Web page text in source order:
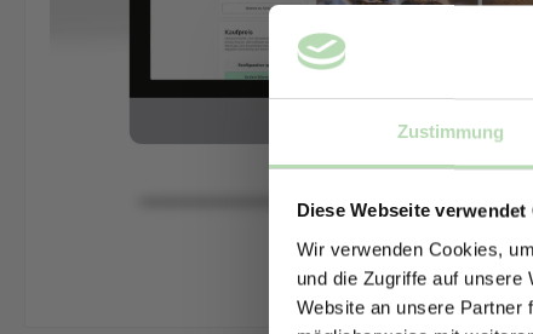
Zustimmung
Diese Webseite verwendet
Wir verwenden Cookies,
und die Zugriffe auf unsere
Website an unsere Partner